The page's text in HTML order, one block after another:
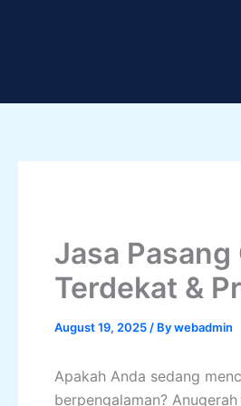
Jasa
Terdekat &
August 19, 2025 / Bywebadmin
Apakah Anda sedang
berpengalaman?